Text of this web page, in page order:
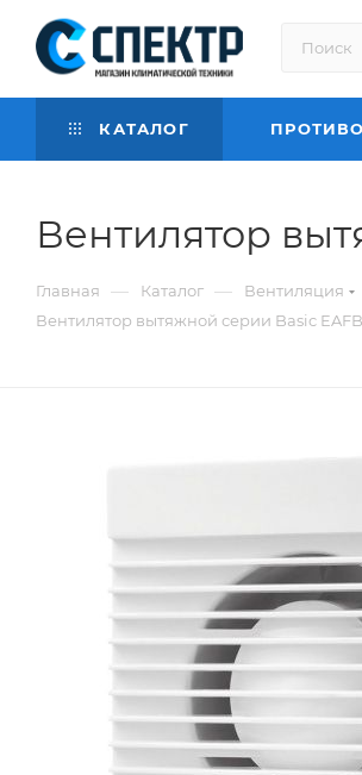
КАТАЛОГ
Вентилятор
Главная — Каталог — Вентиляция
Вентилятор вытяжной серии Basic